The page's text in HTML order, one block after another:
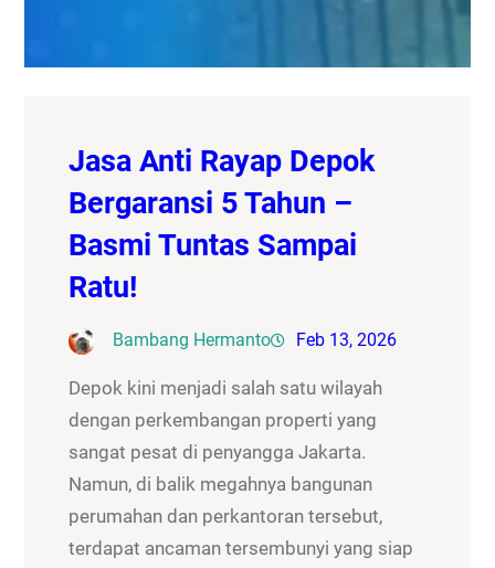
Jasa Anti Rayap Depok
Bergaransi 5 Tahun –
Basmi Tuntas Sampai
Ratu!
Bambang Hermanto Feb 13, 2026
Depok kini menjadi salah satu wilayah
dengan perkembangan properti yang
sangat pesat di penyangga Jakarta.
Namun, di balik megahnya bangunan
perumahan dan perkantoran tersebut,
terdapat ancaman tersembunyi yang siap